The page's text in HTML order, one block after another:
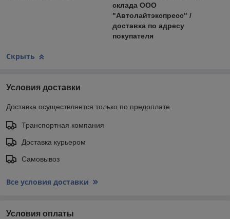
склада ООО
"Автолайтэкспресс" /
доставка по адресу
покупателя
Скрыть
Условия доставки
Доставка осуществляется только по предоплате.
Транспортная компания
Доставка курьером
Самовывоз
Все условия доставки
Условия оплаты